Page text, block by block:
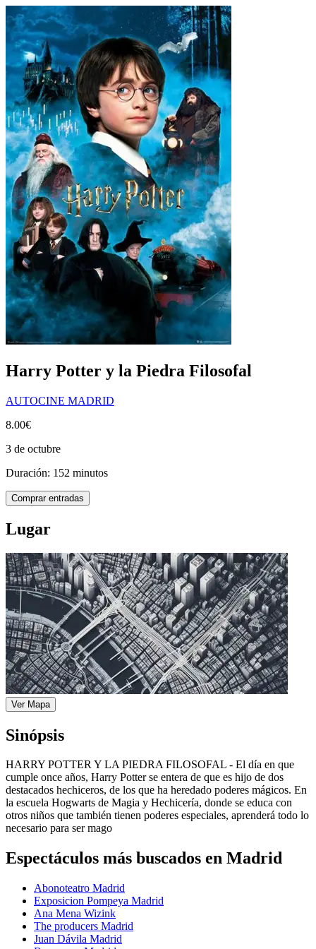
Harry Potter y la Piedra Filosofal
AUTOCINE MADRID
8.00€
3 de octubre
Duración: 152 minutos
Comprar entradas
Lugar
Ver Mapa
Sinópsis
HARRY POTTER Y LA PIEDRA FILOSOFAL - El día en que
cumple once años, Harry Potter se entera de que es hijo de dos
destacados hechiceros, de los que ha heredado poderes mágicos. En
la escuela Hogwarts de Magia y Hechicería, donde se educa con
otros niños que también tienen poderes especiales, aprenderá todo lo
necesario para ser mago
Espectáculos más buscados en Madrid
Abonoteatro Madrid
Exposicion Pompeya Madrid
Ana Mena Wizink
The producers Madrid
Juan Dávila Madrid